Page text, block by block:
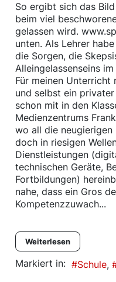
So ergibt sich das
beim viel
gelassen wird.
unten. Als Lehrer
die Sorgen, die
Alleingelassenseins
Für meinen
und selbst ein
schon mit in den
Medienzentrums
wo all die
doch in riesigen
Dienstleistungen
technischen Geräte,
Fortbildungen)
nahe, dass ein Gros
Kompetenzzuwach...
Weiterlesen
Markiert in: Schule